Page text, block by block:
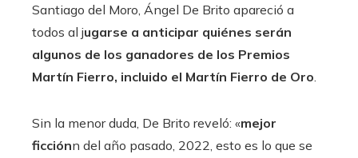
Santiago del Moro, Ángel De Brito apareció a
todos al jugarse a anticipar quiénes serán
algunos de los ganadores de los Premios
Martín Fierro, incluido el Martín Fierro de Oro
Sin la menor duda, De Brito reveló: «mejor
ficciónn del año pasado, 2022, esto es lo que se